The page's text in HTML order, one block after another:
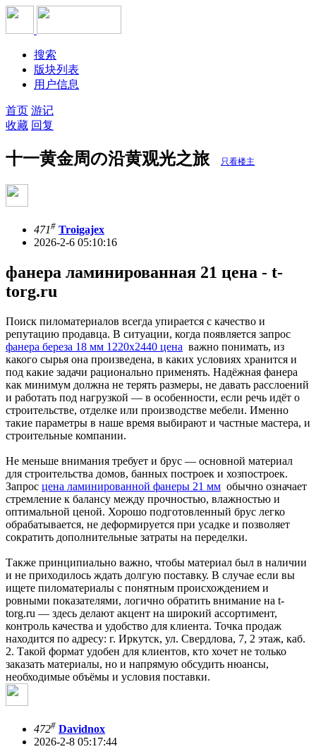
搜索
版块列表
用户信息
首页 游记
收藏 回复
十一黄金周の沿黄观光之旅 只看楼主
471# Troigajex
2026-2-6 05:10:16
фанера ламинированная 21 цена - t-
torg.ru
Поиск пиломатериалов всегда упирается с качество и
репутацию продавца. В ситуации, когда появляется запрос
фанера береза 18 мм 1220х2440 цена важно понимать, из
какого сырья она произведена, в каких условиях хранится и
под какие задачи рационально применять. Надёжная фанера
как минимум должна не терять размеры, не давать расслоений
и работать под нагрузкой — в особенности, если речь идёт о
строительстве, отделке или производстве мебели. Именно
такие параметры в наше время выбирают и частные мастера, и
строительные компании.
Не меньше внимания требует и брус — основной материал
для строительства домов, банных построек и хозпостроек.
Запрос цена ламинированной фанеры 21 мм обычно означает
стремление к балансу между прочностью, влажностью и
оптимальной ценой. Хорошо подготовленный брус легко
обрабатывается, не деформируется при усадке и позволяет
сократить дополнительные затраты на переделки.
Также принципиально важно, чтобы материал был в наличии
и не приходилось ждать долгую поставку. В случае если вы
ищете пиломатериалы с понятным происхождением и
ровными показателями, логично обратить внимание на t-
torg.ru — здесь делают акцент на широкий ассортимент,
контроль качества и удобство для клиента. Точка продаж
находится по адресу: г. Иркутск, ул. Свердлова, 7, 2 этаж, каб.
2. Такой формат удобен для клиентов, кто хочет не только
заказать материалы, но и напрямую обсудить нюансы,
необходимые объёмы и условия поставки.
472# Davidnox
2026-2-8 05:17:44